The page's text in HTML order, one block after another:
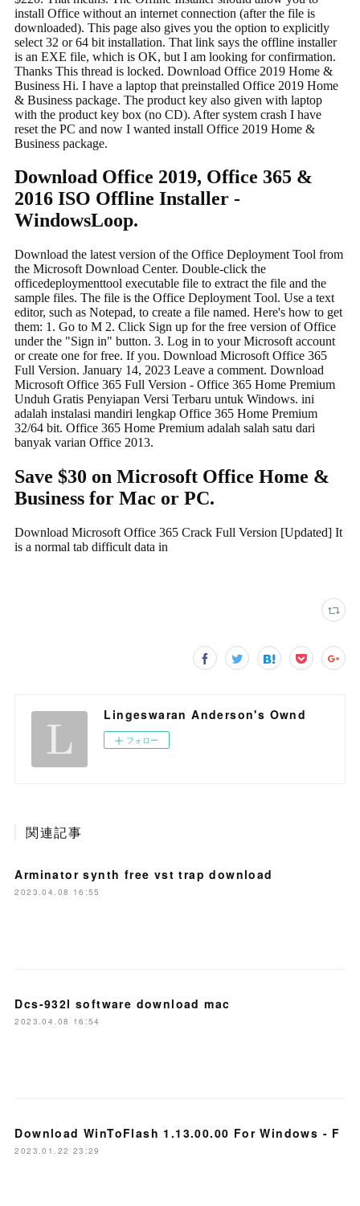
Lingeswaran Anderson's Ownd
フォロー
関連記事
Arminator synth free vst trap download
2023.04.08 16:55
Dcs-932l software download mac
2023.04.08 16:54
Download WinToFlash 1.13.00.00 For Windows - F
2023.01.22 23:29